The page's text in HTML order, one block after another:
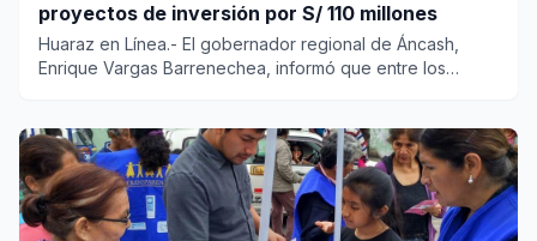
proyectos de inversión por S/ 110 millones
Huaraz en Línea.- El gobernador regional de Áncash,
Enrique Vargas Barrenechea, informó que entre los